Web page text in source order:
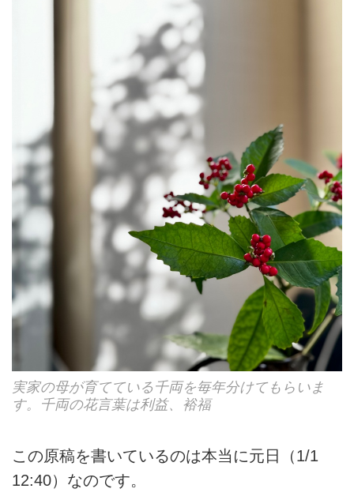
実家の母が育てている千両を毎年分けてもらいま
す。千両の花言葉は利益、裕福
この原稿を書いているのは本当に元日（1/1
12:40）なのです。